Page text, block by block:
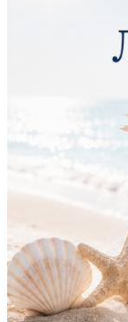
ОТВОРЕНА